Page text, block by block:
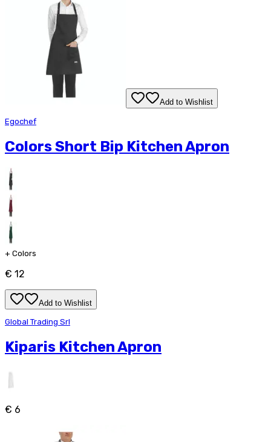
Add to Wishlist
Egochef
Colors Short Bip Kitchen Apron
+ Colors
€ 12
Add to Wishlist
Global Trading Srl
Kiparis Kitchen Apron
€ 6